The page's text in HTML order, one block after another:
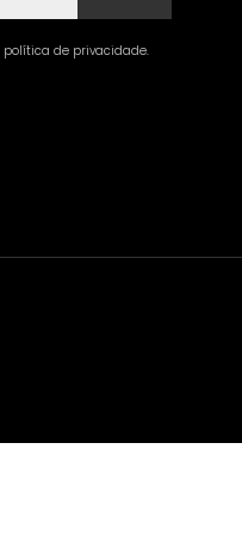
política de privacidade.